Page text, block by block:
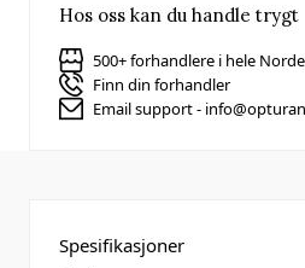
Hos oss kan du handle trygt
500+ forhandlere i hele
Finn din forhandler
Email support -
Spesifikasjoner